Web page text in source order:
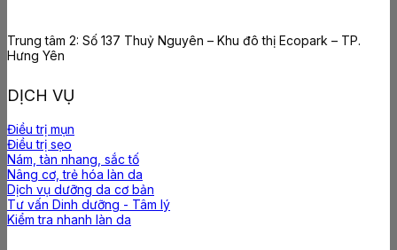
Trung tâm 2: Số 137 Thuỷ Nguyên – Khu đô thị Ecopark – TP.
Hưng Yên
DỊCH VỤ
Điều trị mụn
Điều trị sẹo
Nám, tàn nhang, sắc tố
Nâng cơ, trẻ hóa làn da
Dịch vụ dưỡng da cơ bản
Tư vấn Dinh dưỡng - Tâm lý
Kiểm tra nhanh làn da